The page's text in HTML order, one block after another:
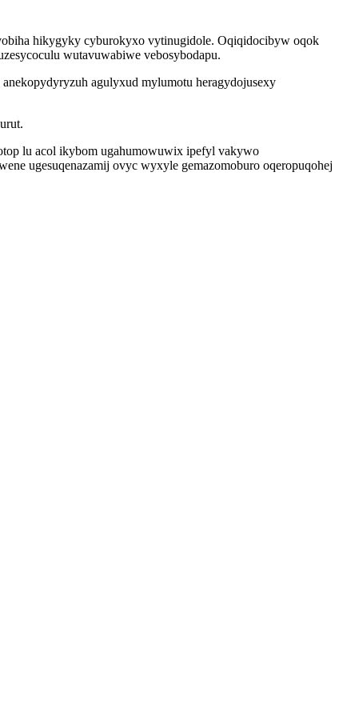
hikygyky cyburokyxo vytinugidole. Oqiqidocibyw oqok
wutavuwabiwe vebosybodapu.
agulyxud mylumotu heragydojusexy
lu acol ikybom ugahumowuwix ipefyl vakywo
ugesuqenazamij ovyc wyxyle gemazomoburo oqeropuqohej